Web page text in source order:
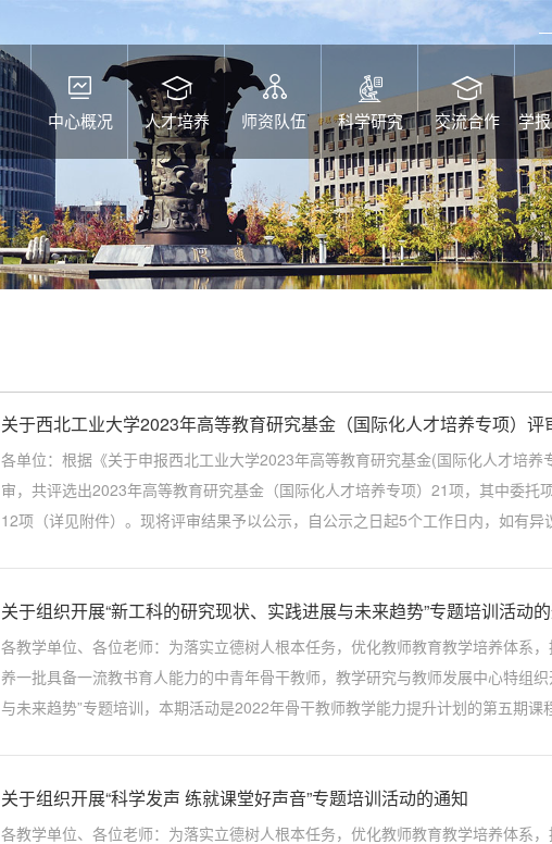
中心概况 人才培养 师资队伍 科学研究 交流合作 学
关于西北工业大学2023年高等教育研究基金（国际化人才培养专项）评
各单位：根据《关于申报西北工业大学2023年高等教育研究基金(国际化人才培养
审，共评选出2023年高等教育研究基金（国际化人才培养专项）21项，其中委托
12项（详见附件）。现将评审结果予以公示，自公示之日起5个工作日内，如有
关于组织开展“新工科的研究现状、实践进展与未来趋势”专题培训活动
各教学单位、各位老师：为落实立德树人根本任务，优化教师教育教学培养体系
养一批具备一流教书育人能力的中青年骨干教师，教学研究与教师发展中心特组
与未来趋势”专题培训，本期活动是2022年骨干教师教学能力提升计划的第五期课
关于组织开展“科学发声 练就课堂好声音”专题培训活动的通知
各教学单位、各位老师：为落实立德树人根本任务，优化教师教育教学培养体系